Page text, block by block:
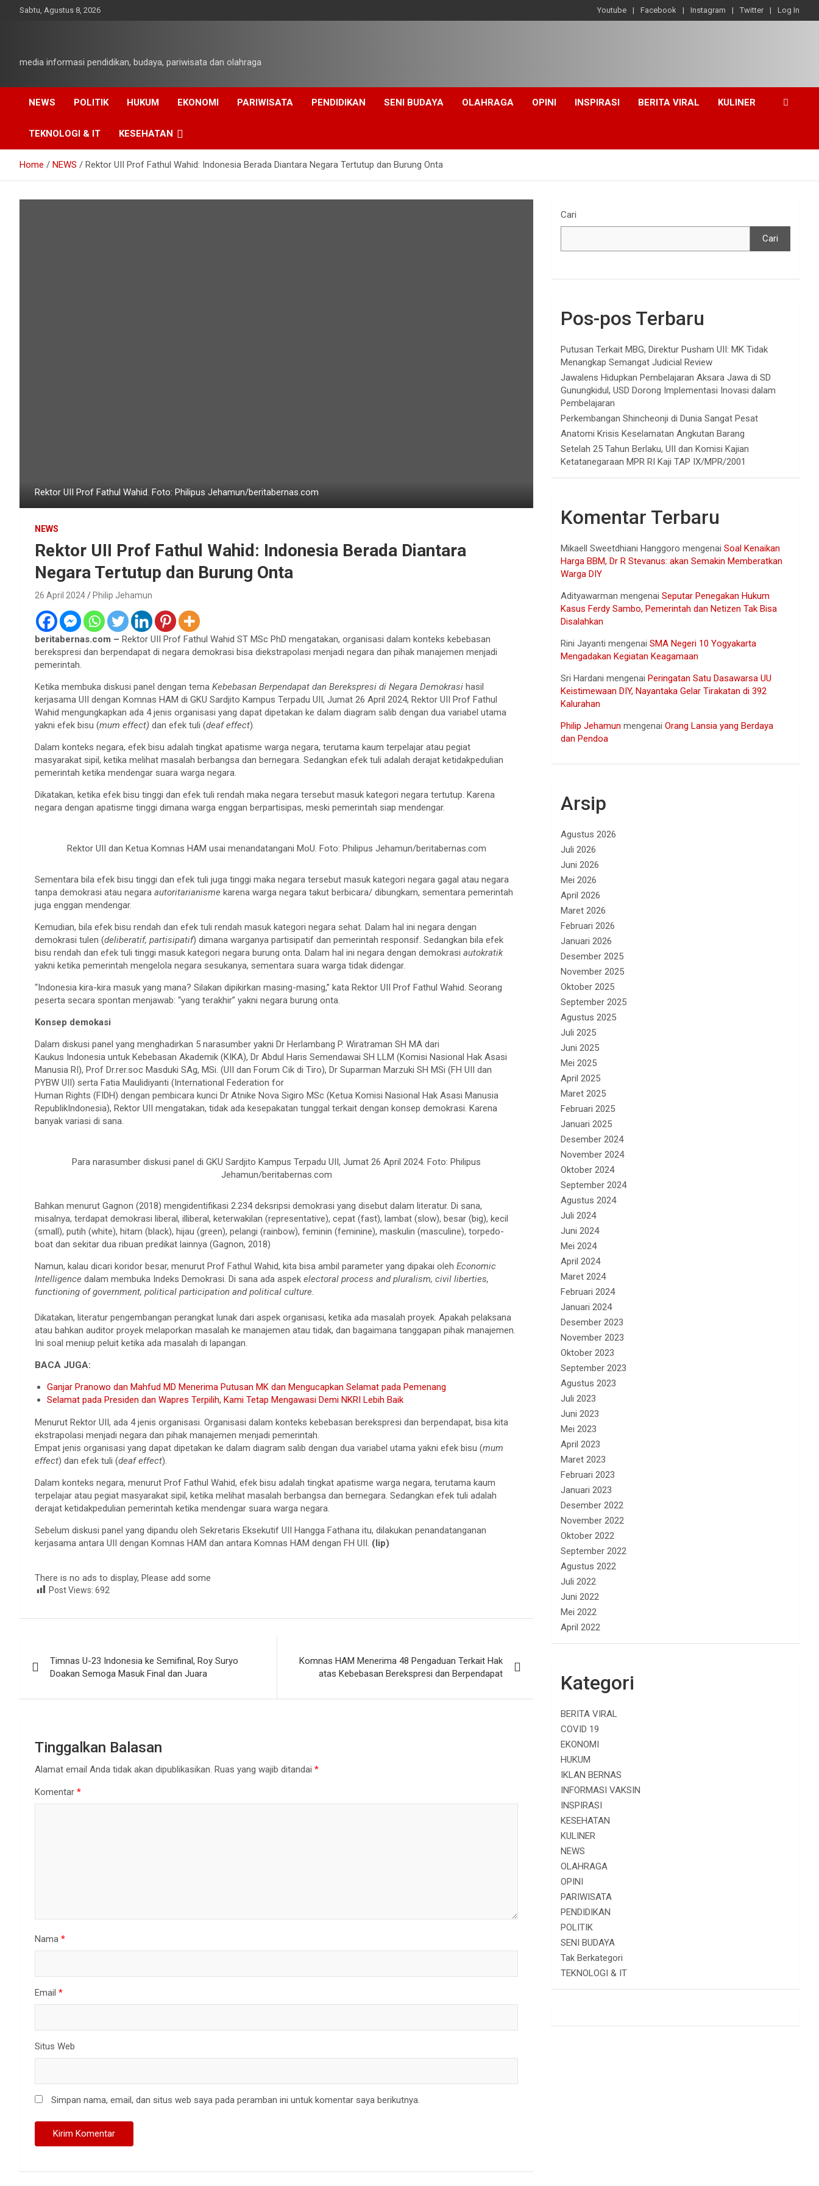
Sabtu, Agustus 8, 2026 Youtube Facebook Instagram Twitter Log In
media informasi pendidikan, budaya, pariwisata dan olahraga
NEWS POLITIK HUKUM EKONOMI PARIWISATA PENDIDIKAN SENI BUDAYA OLAHRAGA OPINI INSPIRASI BERITA VIRAL KULINER
TEKNOLOGI & IT KESEHATAN
Home NEWS Rektor UII Prof Fathul Wahid: Indonesia Berada Diantara Negara Tertutup dan Burung Onta
Rektor UII Prof Fathul Wahid. Foto: Philipus Jehamun/beritabernas.com
NEWS
Rektor UII Prof Fathul Wahid: Indonesia Berada Diantara
Negara Tertutup dan Burung Onta
26 April 2024 Philip Jehamun
beritabernas.com – Rektor UII Prof Fathul Wahid ST MSc PhD mengatakan, organisasi dalam konteks kebebasan
berekspresi dan berpendapat di negara demokrasi bisa diekstrapolasi menjadi negara dan pihak manajemen menjadi
pemerintah.
Ketika membuka diskusi panel dengan tema Kebebasan Berpendapat dan Berekspresi di Negara Demokrasi hasil
kerjasama UII dengan Komnas HAM di GKU Sardjito Kampus Terpadu UII, Jumat 26 April 2024, Rektor UII Prof Fathul
Wahid mengungkapkan ada 4 jenis organisasi yang dapat dipetakan ke dalam diagram salib dengan dua variabel utama
yakni efek bisu (mum effect) dan efek tuli (deaf effect).
Dalam konteks negara, efek bisu adalah tingkat apatisme warga negara, terutama kaum terpelajar atau pegiat
masyarakat sipil, ketika melihat masalah berbangsa dan bernegara. Sedangkan efek tuli adalah derajat ketidakpedulian
pemerintah ketika mendengar suara warga negara.
Dikatakan, ketika efek bisu tinggi dan efek tuli rendah maka negara tersebut masuk kategori negara tertutup. Karena
negara dengan apatisme tinggi dimana warga enggan berpartisipas, meski pemerintah siap mendengar.
Rektor UII dan Ketua Komnas HAM usai menandatangani MoU. Foto: Philipus Jehamun/beritabernas.com
Sementara bila efek bisu tinggi dan efek tuli juga tinggi maka negara tersebut masuk kategori negara gagal atau negara
tanpa demokrasi atau negara autoritarianisme karena warga negara takut berbicara/ dibungkam, sementara pemerintah
juga enggan mendengar.
Kemudian, bila efek bisu rendah dan efek tuli rendah masuk kategori negara sehat. Dalam hal ini negara dengan
demokrasi tulen (deliberatif, partisipatif) dimana warganya partisipatif dan pemerintah responsif. Sedangkan bila efek
bisu rendah dan efek tuli tinggi masuk kategori negara burung onta. Dalam hal ini negara dengan demokrasi autokratik
yakni ketika pemerintah mengelola negara sesukanya, sementara suara warga tidak didengar.
“Indonesia kira-kira masuk yang mana? Silakan dipikirkan masing-masing,” kata Rektor UII Prof Fathul Wahid. Seorang
peserta secara spontan menjawab: “yang terakhir” yakni negara burung onta.
Konsep demokasi
Dalam diskusi panel yang menghadirkan 5 narasumber yakni Dr Herlambang P. Wiratraman SH MA dari
Kaukus Indonesia untuk Kebebasan Akademik (KIKA), Dr Abdul Haris Semendawai SH LLM (Komisi Nasional Hak Asasi
Manusia RI), Prof Dr.rer.soc Masduki SAg, MSi. (UII dan Forum Cik di Tiro), Dr Suparman Marzuki SH MSi (FH UII dan
PYBW UII) serta Fatia Maulidiyanti (International Federation for
Human Rights (FIDH) dengan pembicara kunci Dr Atnike Nova Sigiro MSc (Ketua Komisi Nasional Hak Asasi Manusia
RepublikIndonesia), Rektor UII mengatakan, tidak ada kesepakatan tunggal terkait dengan konsep demokrasi. Karena
banyak variasi di sana.
Para narasumber diskusi panel di GKU Sardjito Kampus Terpadu UII, Jumat 26 April 2024. Foto: Philipus
Jehamun/beritabernas.com
Bahkan menurut Gagnon (2018) mengidentifikasi 2.234 deksripsi demokrasi yang disebut dalam literatur. Di sana,
misalnya, terdapat demokrasi liberal, illiberal, keterwakilan (representative), cepat (fast), lambat (slow), besar (big), kecil
(small), putih (white), hitam (black), hijau (green), pelangi (rainbow), feminin (feminine), maskulin (masculine), torpedo-
boat dan sekitar dua ribuan predikat lainnya (Gagnon, 2018)
Namun, kalau dicari koridor besar, menurut Prof Fathul Wahid, kita bisa ambil parameter yang dipakai oleh Economic
Intelligence dalam membuka Indeks Demokrasi. Di sana ada aspek electoral process and pluralism, civil liberties,
functioning of government, political participation and political culture.
Dikatakan, literatur pengembangan perangkat lunak dari aspek organisasi, ketika ada masalah proyek. Apakah pelaksana
atau bahkan auditor proyek melaporkan masalah ke manajemen atau tidak, dan bagaimana tanggapan pihak manajemen.
Ini soal meniup peluit ketika ada masalah di lapangan.
BACA JUGA:
Ganjar Pranowo dan Mahfud MD Menerima Putusan MK dan Mengucapkan Selamat pada Pemenang
Selamat pada Presiden dan Wapres Terpilih, Kami Tetap Mengawasi Demi NKRI Lebih Baik
Menurut Rektor UII, ada 4 jenis organisasi. Organisasi dalam konteks kebebasan berekspresi dan berpendapat, bisa kita
ekstrapolasi menjadi negara dan pihak manajemen menjadi pemerintah.
Empat jenis organisasi yang dapat dipetakan ke dalam diagram salib dengan dua variabel utama yakni efek bisu (mum
effect) dan efek tuli (deaf effect).
Dalam konteks negara, menurut Prof Fathul Wahid, efek bisu adalah tingkat apatisme warga negara, terutama kaum
terpelajar atau pegiat masyarakat sipil, ketika melihat masalah berbangsa dan bernegara. Sedangkan efek tuli adalah
derajat ketidakpedulian pemerintah ketika mendengar suara warga negara.
Sebelum diskusi panel yang dipandu oleh Sekretaris Eksekutif UII Hangga Fathana itu, dilakukan penandatanganan
kerjasama antara UII dengan Komnas HAM dan antara Komnas HAM dengan FH UII. (lip)
There is no ads to display, Please add some
Post Views: 692
pos
Timnas U-23 Indonesia ke Semifinal, Roy Suryo
Doakan Semoga Masuk Final dan Juara
Komnas HAM Menerima 48 Pengaduan Terkait Hak
atas Kebebasan Berekspresi dan Berpendapat
Tinggalkan Balasan
Alamat email Anda tidak akan dipublikasikan. Ruas yang wajib ditandai *
Komentar *
Nama *
Email *
Situs Web
Simpan nama, email, dan situs web saya pada peramban ini untuk komentar saya berikutnya.
Cari
Cari
Pos-pos Terbaru
Putusan Terkait MBG, Direktur Pusham UII: MK Tidak
Menangkap Semangat Judicial Review
Jawalens Hidupkan Pembelajaran Aksara Jawa di SD
Gunungkidul, USD Dorong Implementasi Inovasi dalam
Pembelajaran
Perkembangan Shincheonji di Dunia Sangat Pesat
Anatomi Krisis Keselamatan Angkutan Barang
Setelah 25 Tahun Berlaku, UII dan Komisi Kajian
Ketatanegaraan MPR RI Kaji TAP IX/MPR/2001
Komentar Terbaru
Mikaell Sweetdhiani Hanggoro mengenaiSoal Kenaikan
Harga BBM, Dr R Stevanus: akan Semakin Memberatkan
Warga DIY
Adityawarman mengenaiSeputar Penegakan Hukum
Kasus Ferdy Sambo, Pemerintah dan Netizen Tak Bisa
Disalahkan
Rini Jayanti mengenaiSMA Negeri 10 Yogyakarta
Mengadakan Kegiatan Keagamaan
Sri Hardani mengenaiPeringatan Satu Dasawarsa UU
Keistimewaan DIY, Nayantaka Gelar Tirakatan di 392
Kalurahan
Philip Jehamun mengenaiOrang Lansia yang Berdaya
dan Pendoa
Arsip
Agustus 2026
Juli 2026
Juni 2026
Mei 2026
April 2026
Maret 2026
Februari 2026
Januari 2026
Desember 2025
November 2025
Oktober 2025
September 2025
Agustus 2025
Juli 2025
Juni 2025
Mei 2025
April 2025
Maret 2025
Februari 2025
Januari 2025
Desember 2024
November 2024
Oktober 2024
September 2024
Agustus 2024
Juli 2024
Juni 2024
Mei 2024
April 2024
Maret 2024
Februari 2024
Januari 2024
Desember 2023
November 2023
Oktober 2023
September 2023
Agustus 2023
Juli 2023
Juni 2023
Mei 2023
April 2023
Maret 2023
Februari 2023
Januari 2023
Desember 2022
November 2022
Oktober 2022
September 2022
Agustus 2022
Juli 2022
Juni 2022
Mei 2022
April 2022
Kategori
BERITA VIRAL
COVID 19
EKONOMI
HUKUM
IKLAN BERNAS
INFORMASI VAKSIN
INSPIRASI
KESEHATAN
KULINER
NEWS
OLAHRAGA
OPINI
PARIWISATA
PENDIDIKAN
POLITIK
SENI BUDAYA
Tak Berkategori
TEKNOLOGI & IT